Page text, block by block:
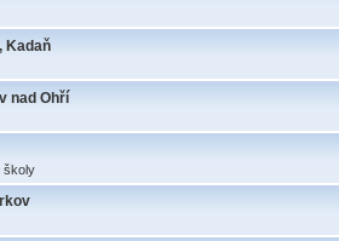
Kadaň
nad Ohří
školy